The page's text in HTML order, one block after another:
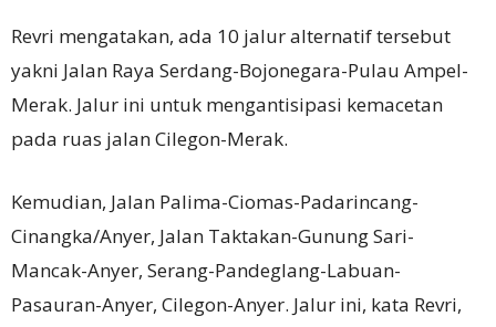
Revri mengatakan, ada 10 jalur alternatif tersebut
yakni Jalan Raya Serdang-Bojonegara-Pulau Ampel-
Merak. Jalur ini untuk mengantisipasi kemacetan
pada ruas jalan Cilegon-Merak.
Kemudian, Jalan Palima-Ciomas-Padarincang-
Cinangka/Anyer, Jalan Taktakan-Gunung Sari-
Mancak-Anyer, Serang-Pandeglang-Labuan-
Pasauran-Anyer, Cilegon-Anyer. Jalur ini, kata Revri,